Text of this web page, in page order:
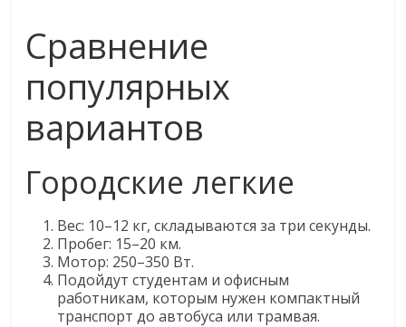
Сравнение
популярных
вариантов
Городские легкие
Вес: 10–12 кг, складываются за три секунды.
Пробег: 15–20 км.
Мотор: 250–350 Вт.
Подойдут студентам и офисным
работникам, которым нужен компактный
транспорт до автобуса или трамвая.